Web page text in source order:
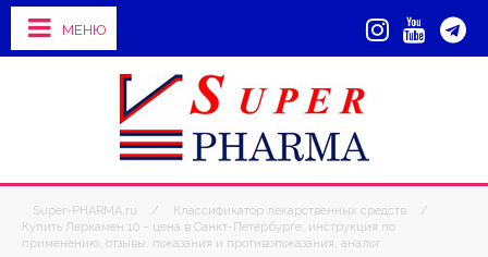
МЕНЮ
Super-PHARMA.ru / Классификатор лекарственных средств
/
Купить Леркамен 10 – цена в Санкт-Петербурге, инструкция по
применению, отзывы, показания и противопоказания, аналог